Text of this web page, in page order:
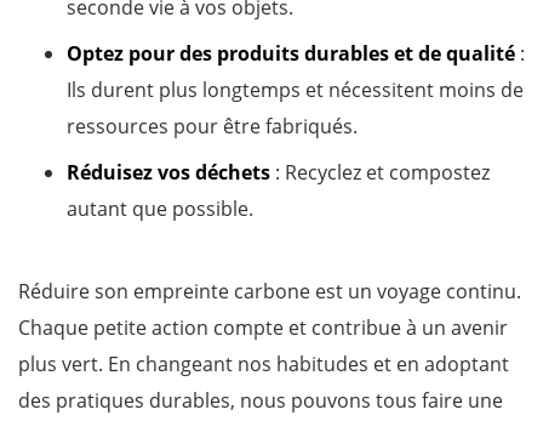
seconde vie à vos objets.
Optez pour des produits durables et de qualité :
Ils durent plus longtemps et nécessitent moins de
ressources pour être fabriqués.
Réduisez vos déchets : Recyclez et compostez
autant que possible.
Réduire son empreinte carbone est un voyage continu.
Chaque petite action compte et contribue à un avenir
plus vert. En changeant nos habitudes et en adoptant
des pratiques durables, nous pouvons tous faire une